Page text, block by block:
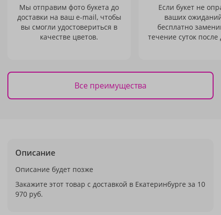
Мы отправим фото букета до
доставки на ваш e-mail, чтобы
вы смогли удостовериться в
качестве цветов.
Если букет не
ваших
бесплатно
течение суток после
Все преимущества
Описание
Описание будет позже
Закажите этот товар с доставкой в Екатеринбурге за 10
970 руб.